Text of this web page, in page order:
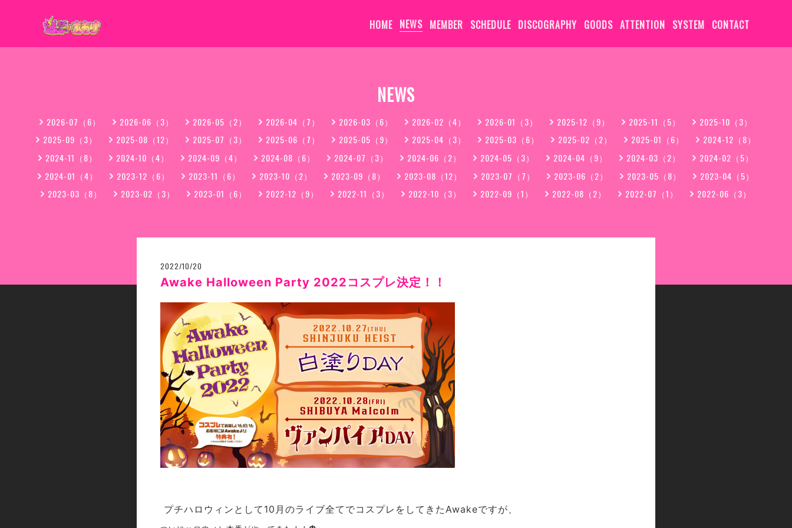
HOME NEWS MEMBER SCHEDULE DISCOGRAPHY GOODS ATTENTION SYSTEM CONTACT
NEWS
2026-07（6） 2026-06（3） 2026-05（2） 2026-04（7） 2026-03（6） 2026-02（4） 2026-01（3） 2025-12（9） 2025-11（5）
2025-10（3）
2025-09（3）
2025-08（12） 2025-07（3） 2025-06（7） 2025-05（9） 2025-04（3） 2025-03（6） 2025-02（2） 2025-01（6）
2024-12（8）
2024-11（8）
2024-10（4） 2024-09（4） 2024-08（6） 2024-07（3） 2024-06（2） 2024-05（3） 2024-04（9） 2024-03（2）
2024-02（5）
2024-01（4）
2023-12（6） 2023-11（6） 2023-10（2） 2023-09（8） 2023-08（12） 2023-07（7） 2023-06（2） 2023-05（8）
2023-04（5）
2023-03（8）
2023-02（3） 2023-01（6） 2022-12（9） 2022-11（3） 2022-10（3） 2022-09（1） 2022-08（2） 2022-07（1） 2022-06（3）
2022/10/20
Awake Halloween Party 2022コスプレ決定！！
プチハロウィンとして10月のライブ全てでコスプレをしてきたAwakeですが、